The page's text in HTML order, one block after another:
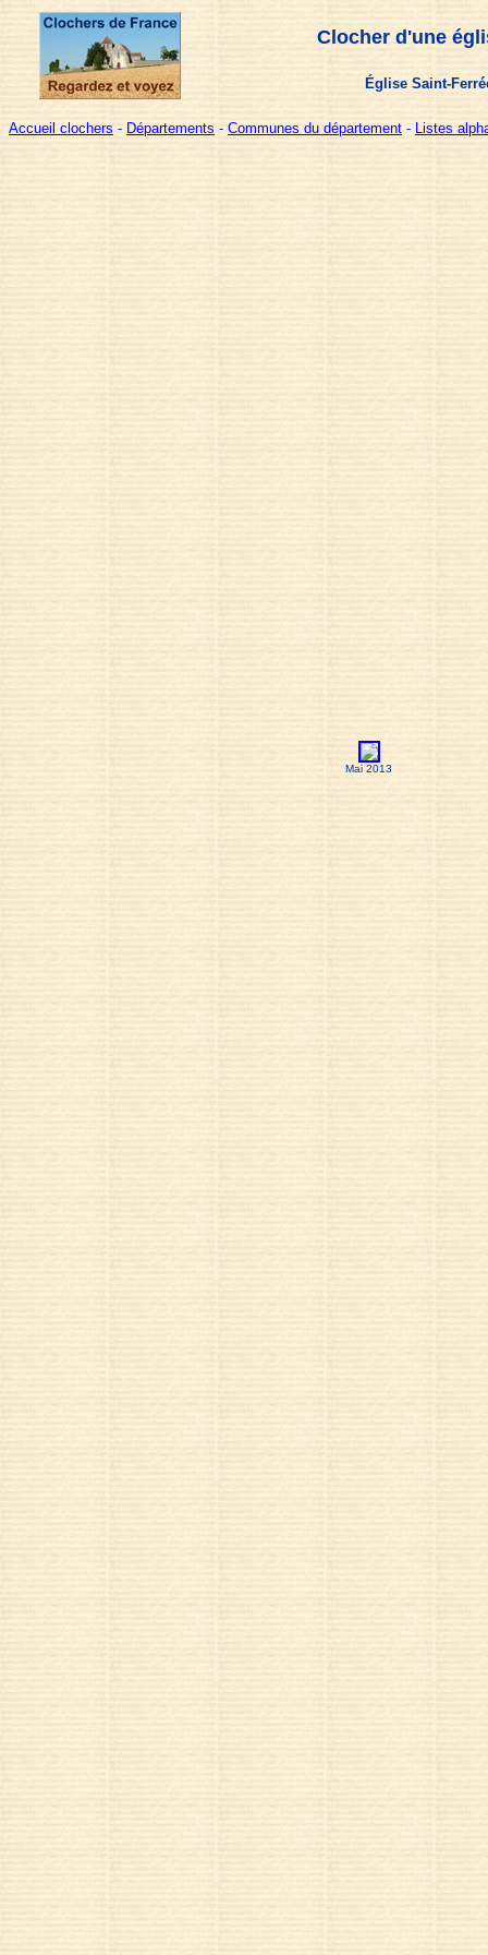
Clocher d'une
Église Saint-
Accueil clochers - Départements - Communes du département - Listes
Mai 2013